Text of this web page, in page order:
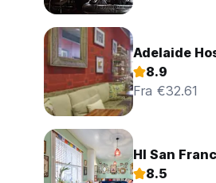
Adelaide
8.9
Fra €32.61
HI San
8.5